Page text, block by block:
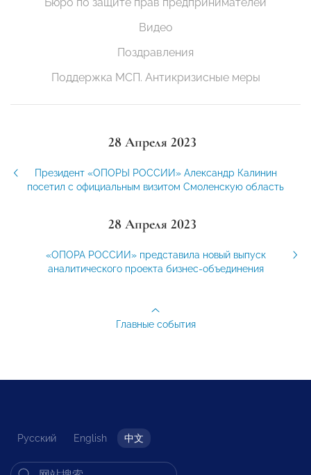
Видео
Поздравления
Поддержка МСП. Антикризисные меры
28 Апреля 2023
Президент «ОПОРЫ РОССИИ» Александр Калинин
посетил с официальным визитом Смоленскую область
28 Апреля 2023
«ОПОРА РОССИИ» представила новый выпуск
аналитического проекта бизнес-объединения
Главные события
Русский English 中文